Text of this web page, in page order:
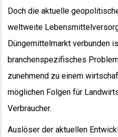
Doch die aktuelle
weltweite
Düngemittelmarkt verbunden
branchenspezifisches
zunehmend zu einem
möglichen Folgen für
Verbraucher.
Auslöser der aktuellen